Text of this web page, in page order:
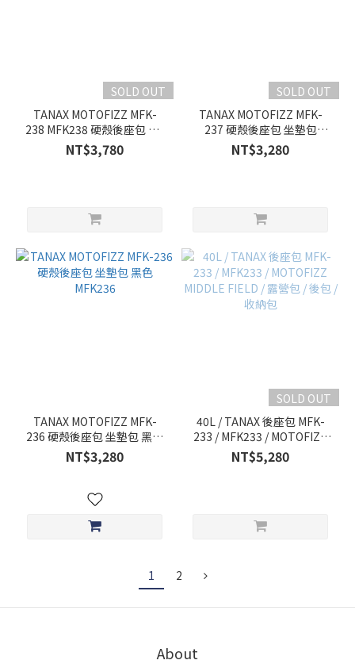
SOLD OUT
TANAX MOTOFIZZ MFK-
238 MFK238 硬殼後座包 MT
坐墊包
NT$3,780
SOLD OUT
TANAX MOTOFIZZ MFK-
237 硬殼後座包 坐墊包
MFK237 銀色
NT$3,280
TANAX MOTOFIZZ MFK-
236 硬殼後座包 坐墊包 黑色
MFK236
NT$3,280
SOLD OUT
40L / TANAX 後座包 MFK-
233 / MFK233 / MOTOFIZZ
MIDDLE FIELD / 露營包 / 後
包 / 收納包
NT$5,280
1 2
About